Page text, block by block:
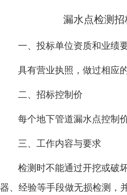
漏水点检测招
一、投标单位资质和业绩
具有营业执照，做过相应
二、招标控制价
每个地下管道漏水点控制
三、工作内容与要求
检测时不能通过开挖或破
器、经验等手段做无损检测，